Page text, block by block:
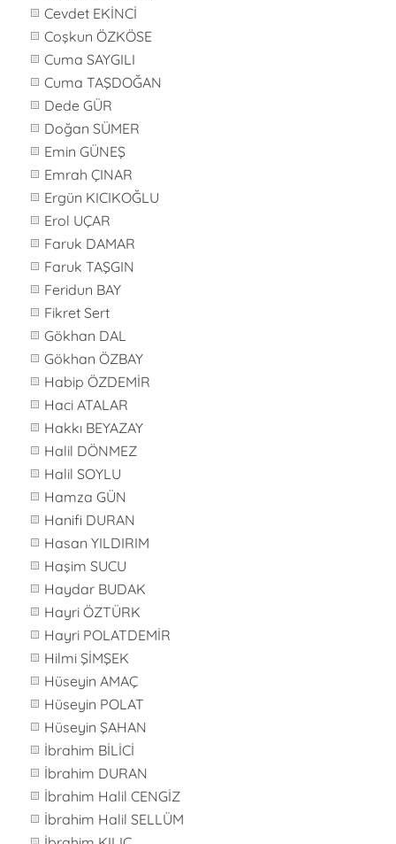
Cevdet EKİNCİ
Coşkun ÖZKÖSE
Cuma SAYGILI
Cuma TAŞDOĞAN
Dede GÜR
Doğan SÜMER
Emin GÜNEŞ
Emrah ÇINAR
Ergün KICIKOĞLU
Erol UÇAR
Faruk DAMAR
Faruk TAŞGIN
Feridun BAY
Fikret Sert
Gökhan DAL
Gökhan ÖZBAY
Habip ÖZDEMİR
Haci ATALAR
Hakkı BEYAZAY
Halil DÖNMEZ
Halil SOYLU
Hamza GÜN
Hanifi DURAN
Hasan YILDIRIM
Haşim SUCU
Haydar BUDAK
Hayri ÖZTÜRK
Hayri POLATDEMİR
Hilmi ŞİMŞEK
Hüseyin AMAÇ
Hüseyin POLAT
Hüseyin ŞAHAN
İbrahim BİLİCİ
İbrahim DURAN
İbrahim Halil CENGİZ
İbrahim Halil SELLÜM